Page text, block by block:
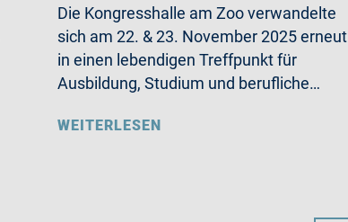
Die Kongresshalle am Zoo verwandelte
sich am 22. & 23. November 2025 erneut
in einen lebendigen Treffpunkt für
Ausbildung, Studium und berufliche…
WEITERLESEN